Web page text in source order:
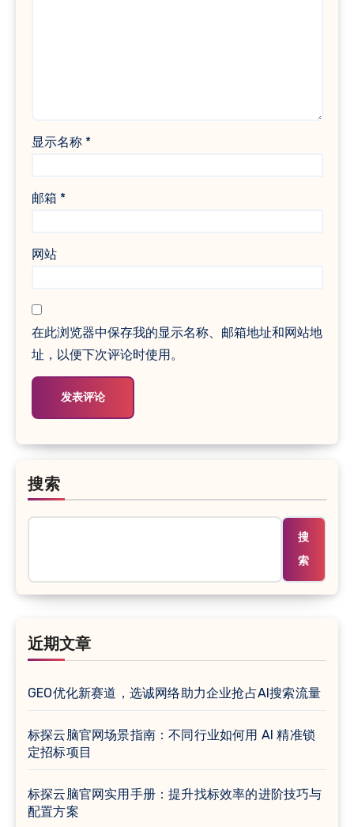
显示名称 *
邮箱 *
网站
在此浏览器中保存我的显示名称、邮箱地址和网站地
址，以便下次评论时使用。
搜索
搜
索
近期文章
GEO优化新赛道，选诚网络助力企业抢占AI搜索流量
标探云脑官网场景指南：不同行业如何用 AI 精准锁
定招标项目
标探云脑官网实用手册：提升找标效率的进阶技巧与
配置方案